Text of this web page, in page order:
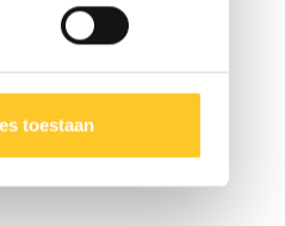
toestaan